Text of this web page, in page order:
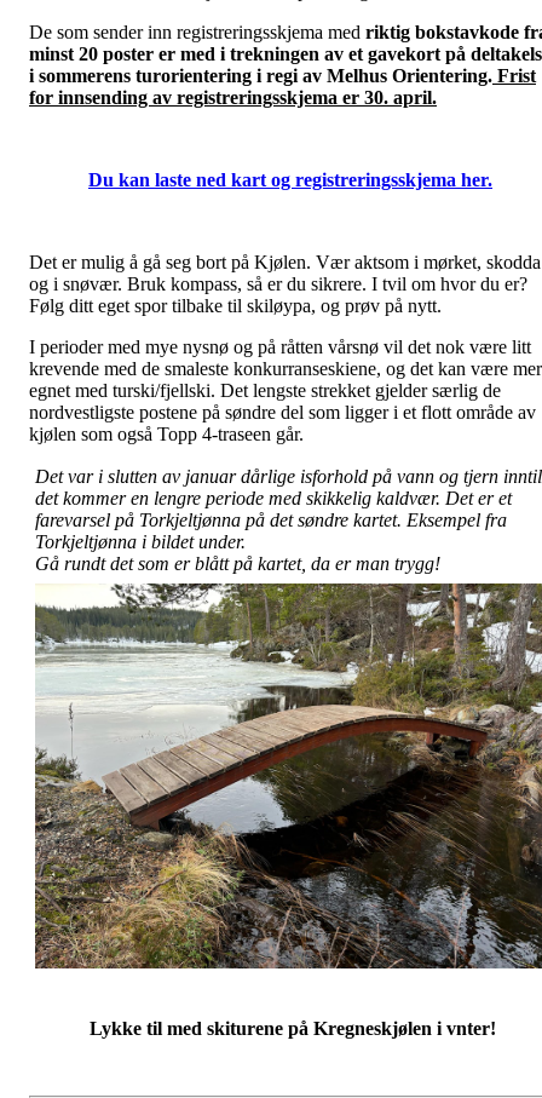
De som sender inn registreringsskjema med riktig bokstavkode
minst 20 poster er med i trekningen av et gavekort på
i sommerens turorientering i regi av Melhus Orientering. Frist
for innsending av registreringsskjema er 30. april.
Du kan laste ned kart og registreringsskjema her.
Det er mulig å gå seg bort på Kjølen. Vær aktsom i mørket, skodda
og i snøvær. Bruk kompass, så er du sikrere. I tvil om hvor du er?
Følg ditt eget spor tilbake til skiløypa, og prøv på nytt.
I perioder med mye nysnø og på råtten vårsnø vil det nok være litt
krevende med de smaleste konkurranseskiene, og det kan være mer
egnet med turski/fjellski. Det lengste strekket gjelder særlig de
nordvestligste postene på søndre del som ligger i et flott område av
kjølen som også Topp 4-traseen går.
Det var i slutten av januar dårlige isforhold på vann og tjern inntil
det kommer en lengre periode med skikkelig kaldvær. Det er et
farevarsel på Torkjeltjønna på det søndre kartet. Eksempel fra
Torkjeltjønna i bildet under.
Gå rundt det som er blått på kartet, da er man trygg!
Lykke til med skiturene på Kregneskjølen i vnter!